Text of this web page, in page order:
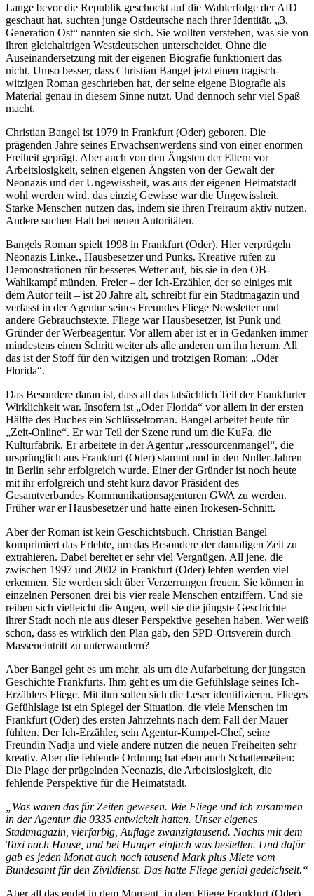
Lange bevor die Republik geschockt auf die Wahlerfolge der AfD
geschaut hat, suchten junge Ostdeutsche nach ihrer Identität. „3.
Generation Ost“ nannten sie sich. Sie wollten verstehen, was sie von
ihren gleichaltrigen Westdeutschen unterscheidet. Ohne die
Auseinandersetzung mit der eigenen Biografie funktioniert das
nicht. Umso besser, dass Christian Bangel jetzt einen tragisch-
witzigen Roman geschrieben hat, der seine eigene Biografie als
Material genau in diesem Sinne nutzt. Und dennoch sehr viel Spaß
macht.
Christian Bangel ist 1979 in Frankfurt (Oder) geboren. Die
prägenden Jahre seines Erwachsenwerdens sind von einer enormen
Freiheit geprägt. Aber auch von den Ängsten der Eltern vor
Arbeitslosigkeit, seinen eigenen Ängsten von der Gewalt der
Neonazis und der Ungewissheit, was aus der eigenen Heimatstadt
wohl werden wird. das einzig Gewisse war die Ungewissheit.
Starke Menschen nutzen das, indem sie ihren Freiraum aktiv nutzen.
Andere suchen Halt bei neuen Autoritäten.
Bangels Roman spielt 1998 in Frankfurt (Oder). Hier verprügeln
Neonazis Linke., Hausbesetzer und Punks. Kreative rufen zu
Demonstrationen für besseres Wetter auf, bis sie in den OB-
Wahlkampf münden. Freier – der Ich-Erzähler, der so einiges mit
dem Autor teilt – ist 20 Jahre alt, schreibt für ein Stadtmagazin und
verfasst in der Agentur seines Freundes Fliege Newsletter und
andere Gebrauchstexte. Fliege war Hausbesetzer, ist Punk und
Gründer der Werbeagentur. Vor allem aber ist er in Gedanken immer
mindestens einen Schritt weiter als alle anderen um ihn herum. All
das ist der Stoff für den witzigen und trotzigen Roman: „Oder
Florida“.
Das Besondere daran ist, dass all das tatsächlich Teil der Frankfurter
Wirklichkeit war. Insofern ist „Oder Florida“ vor allem in der ersten
Hälfte des Buches ein Schlüsselroman. Bangel arbeitet heute für
„Zeit-Online“. Er war Teil der Szene rund um die KuFa, die
Kulturfabrik. Er arbeitete in der Agentur „ressourcenmangel“, die
ursprünglich aus Frankfurt (Oder) stammt und in den Nuller-Jahren
in Berlin sehr erfolgreich wurde. Einer der Gründer ist noch heute
mit ihr erfolgreich und steht kurz davor Präsident des
Gesamtverbandes Kommunikationsagenturen GWA zu werden.
Früher war er Hausbesetzer und hatte einen Irokesen-Schnitt.
Aber der Roman ist kein Geschichtsbuch. Christian Bangel
komprimiert das Erlebte, um das Besondere der damaligen Zeit zu
extrahieren. Dabei bereitet er sehr viel Vergnügen. All jene, die
zwischen 1997 und 2002 in Frankfurt (Oder) lebten werden viel
erkennen. Sie werden sich über Verzerrungen freuen. Sie können in
einzelnen Personen drei bis vier reale Menschen entziffern. Und sie
reiben sich vielleicht die Augen, weil sie die jüngste Geschichte
ihrer Stadt noch nie aus dieser Perspektive gesehen haben. Wer weiß
schon, dass es wirklich den Plan gab, den SPD-Ortsverein durch
Masseneintritt zu unterwandern?
Aber Bangel geht es um mehr, als um die Aufarbeitung der jüngsten
Geschichte Frankfurts. Ihm geht es um die Gefühlslage seines Ich-
Erzählers Fliege. Mit ihm sollen sich die Leser identifizieren. Flieges
Gefühlslage ist ein Spiegel der Situation, die viele Menschen im
Frankfurt (Oder) des ersten Jahrzehnts nach dem Fall der Mauer
fühlten. Der Ich-Erzähler, sein Agentur-Kumpel-Chef, seine
Freundin Nadja und viele andere nutzen die neuen Freiheiten sehr
kreativ. Aber die fehlende Ordnung hat eben auch Schattenseiten:
Die Plage der prügelnden Neonazis, die Arbeitslosigkeit, die
fehlende Perspektive für die Heimatstadt.
„Was waren das für Zeiten gewesen. Wie Fliege und ich zusammen
in der Agentur die 0335 entwickelt hatten. Unser eigenes
Stadtmagazin, vierfarbig, Auflage zwanzigtausend. Nachts mit dem
Taxi nach Hause, und bei Hunger einfach was bestellen. Und dafür
gab es jeden Monat auch noch tausend Mark plus Miete vom
Bundesamt für den Zivildienst. Das hatte Fliege genial gedeichselt.“
Aber all das endet in dem Moment, in dem Fliege Frankfurt (Oder)